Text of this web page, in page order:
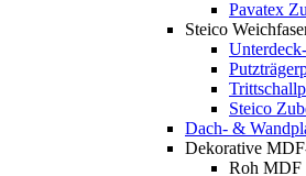
Pavatex
Steico
Steico
Dach- &
Dekorative
Roh MDF